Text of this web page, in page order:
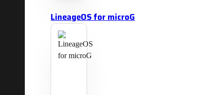
LineageOS for microG